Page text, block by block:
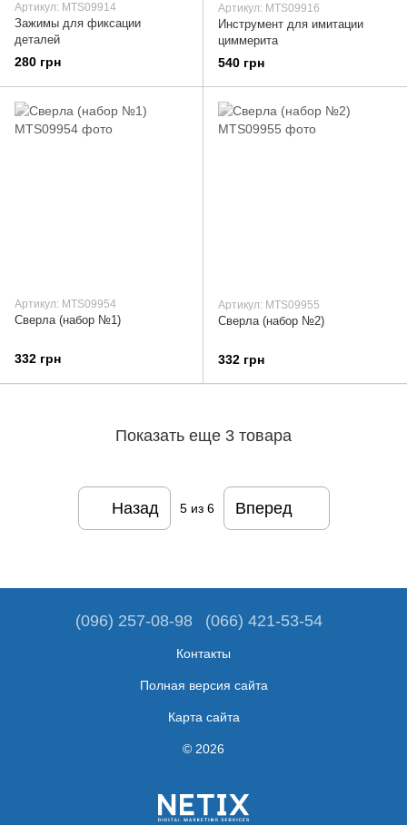
Артикул: MTS09914
Зажимы для фиксации
деталей
280 грн
Артикул: MTS09916
Инструмент для имитации
циммерита
540 грн
Артикул: MTS09954
Сверла (набор №1)
332 грн
Артикул: MTS09955
Сверла (набор №2)
332 грн
Показать еще 3 товара
Назад 5из 6 Вперед
(096) 257-08-98 (066) 421-53-54
Контакты
Полная версия сайта
Карта сайта
© 2026